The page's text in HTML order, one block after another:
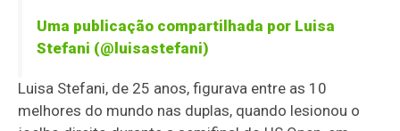
Uma publicação compartilhada por Luisa
Stefani (@luisastefani)
Luisa Stefani, de 25 anos, figurava entre as 10
melhores do mundo nas duplas, quando lesionou o